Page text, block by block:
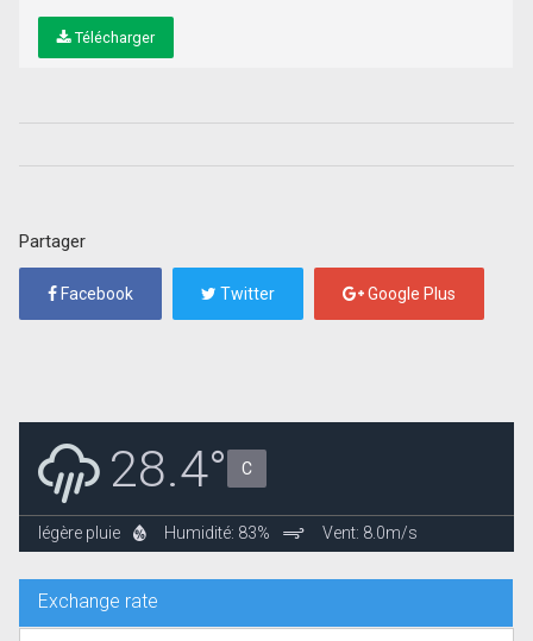
Télécharger
Partager
Facebook Twitter Google Plus
28.4° C
légère pluie Humidité: 83% Vent: 8.0m/s
Exchange rate